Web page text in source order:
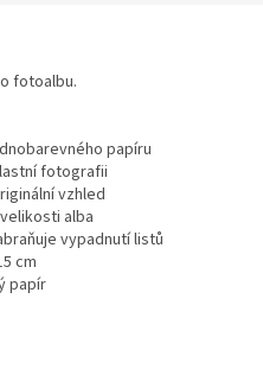
fotoalbu.
papíru
fotografii
vzhled
alba
vypadnutí listů
cm
papír